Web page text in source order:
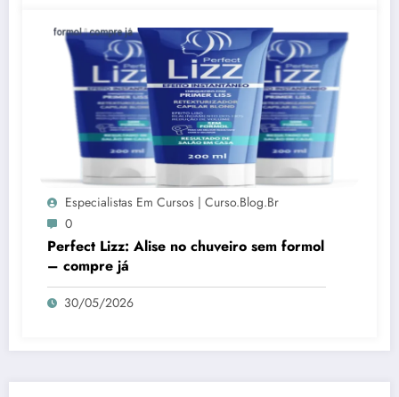
Especialistas Em Cursos | Curso.blog.br
0
Perfect Lizz: Alise no chuveiro sem formol
– compre já
30/05/2026